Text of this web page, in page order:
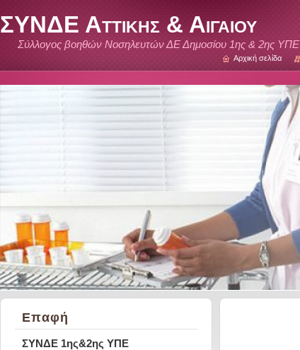
ΣΥΝΔΕ Αττικης & Αιγαιου
Σύλλογος βοηθών Νοσηλευτών ΔΕ Δημοσίου 1ης & 2ης ΥΠΕ
Επαφή
ΣΥΝΔΕ 1ης&2ης ΥΠΕ
Αρχική σελίδα